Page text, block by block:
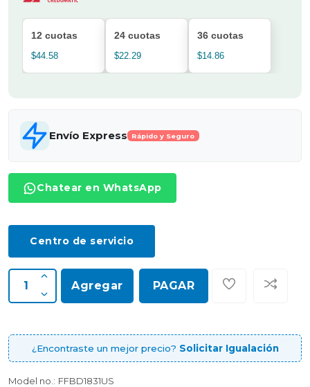
12 cuotas
$44.58
24 cuotas
$22.29
36 cuotas
$14.86
Envío Express Rápido y Seguro
Chatear en WhatsApp
Centro de servicio
Agregar PAGAR
¿Encontraste un mejor precio? Solicitar Igualación
Model no.: FFBD1831US